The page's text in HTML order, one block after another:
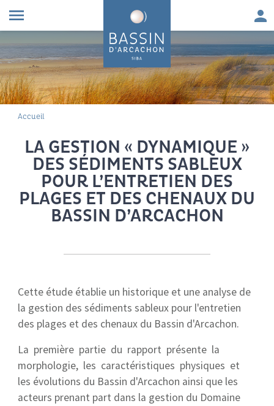
menu
FIL D'ARIANE
Accueil
LA GESTION « DYNAMIQUE »
DES SÉDIMENTS SABLEUX
POUR L’ENTRETIEN DES
PLAGES ET DES CHENAUX DU
BASSIN D’ARCACHON
Cette étude établie un historique et une analyse de
la gestion des sédiments sableux pour l'entretien
des plages et des chenaux du Bassin d'Arcachon.
La première partie du rapport présente la
morphologie, les caractéristiques physiques et
les évolutions du Bassin d'Arcachon ainsi que les
acteurs prenant part dans la gestion du Domaine